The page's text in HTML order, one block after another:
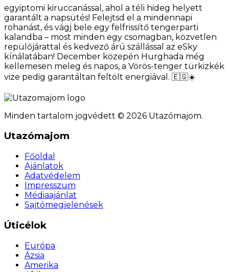
egyiptomi kiruccanással, ahol a téli hideg helyett
garantált a napsütés! Felejtsd el a mindennapi
rohanást, és vágj bele egy felfrissítő tengerparti
kalandba – most minden egy csomagban, közvetlen
repülőjárattal és kedvező árú szállással az eSky
kínálatában! December közepén Hurghada még
kellemesen meleg és napos, a Vörös-tenger türkizkék
vize pedig garantáltan feltölt energiával. 🇪🇬☀️
Minden tartalom jogvédett © 2026 Utazómajom.
Utazómajom
Főoldal
Ajánlatok
Adatvédelem
Impresszum
Médiaajánlat
Sajtómegjelenések
Úticélok
Európa
Ázsia
Amerika